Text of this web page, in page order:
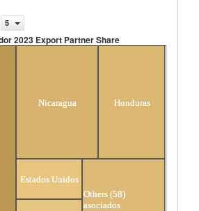
5
2023 Export Partner Share
Nicaragua Honduras
Estados Unidos
Others (58)
asociados